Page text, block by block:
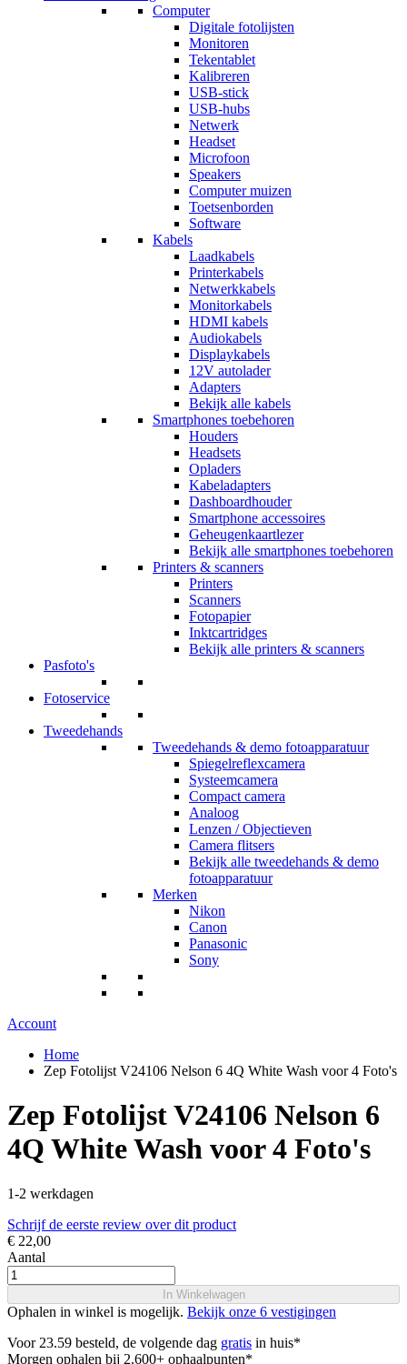
Computer
Digitale fotolijsten
Monitoren
Tekentablet
Kalibreren
USB-stick
USB-hubs
Netwerk
Headset
Microfoon
Speakers
Computer muizen
Toetsenborden
Software
Kabels
Laadkabels
Printerkabels
Netwerkkabels
Monitorkabels
HDMI kabels
Audiokabels
Displaykabels
12V autolader
Adapters
Bekijk alle kabels
Smartphones toebehoren
Houders
Headsets
Opladers
Kabeladapters
Dashboardhouder
Smartphone accessoires
Geheugenkaartlezer
Bekijk alle smartphones toebehoren
Printers & scanners
Printers
Scanners
Fotopapier
Inktcartridges
Bekijk alle printers & scanners
Pasfoto's
Fotoservice
Tweedehands
Tweedehands & demo fotoapparatuur
Spiegelreflexcamera
Systeemcamera
Compact camera
Analoog
Lenzen / Objectieven
Camera flitsers
Bekijk alle tweedehands & demo
fotoapparatuur
Merken
Nikon
Canon
Panasonic
Sony
Account
Home
Zep Fotolijst V24106 Nelson 6 4Q White Wash voor 4 Foto's
Zep Fotolijst V24106 Nelson 6
4Q White Wash voor 4 Foto's
1-2 werkdagen
Schrijf de eerste review over dit product
€ 22,00
Aantal
In Winkelwagen
Ophalen in winkel is mogelijk. Bekijk onze 6 vestigingen
Voor 23.59 besteld, de volgende dag gratis in huis*
Morgen ophalen bij 2.600+ ophaalpunten*